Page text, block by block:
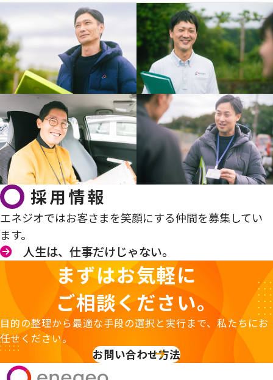
採用情報
エネジオではお客さまを笑顔にする仲間を募集してい
ます。
人生は、仕事だけじゃない。
まずはお気軽に
ご相談ください。
目的の整理から最適な手段の選択と実行まで、私たちにお
任せください。
お問い合わせ方法